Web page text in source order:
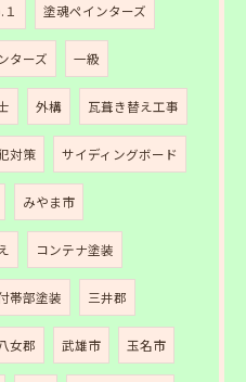
塗魂ペインターズ
ターズ 一級
外構 瓦葺き替え工事
対策 サイディングボード
みやま市
コンテナ塗装
帯部塗装 三井郡
八女郡 武雄市 玉名市